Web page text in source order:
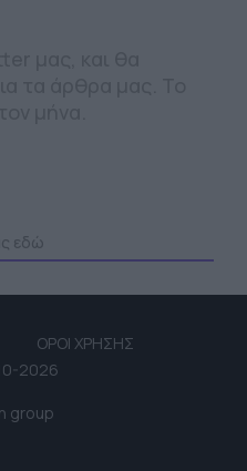
ΟΡΟΙ ΧΡΗΣΗΣ
2026
group